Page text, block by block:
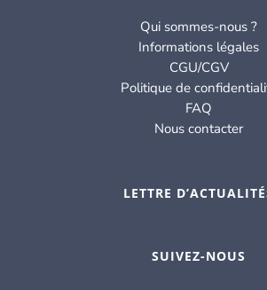
Qui sommes-nous ?
Informations légales
CGU/CGV
Politique de
FAQ
Nous contacter
LETTRE
SUIVEZ-NOUS